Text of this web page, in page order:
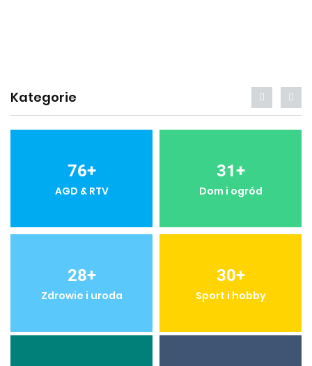
Kategorie
76+
AGD & RTV
31+
Dom i ogród
28+
Zdrowie i uroda
30+
Sport i hobby